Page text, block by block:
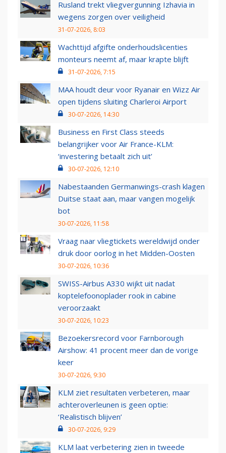
Rusland trekt vliegvergunning Izhavia in
wegens zorgen over veiligheid
31-07-2026, 8:03
Wachttijd afgifte onderhoudslicenties
monteurs neemt af, maar krapte blijft
31-07-2026, 7:15
MAA houdt deur voor Ryanair en Wizz Air
open tijdens sluiting Charleroi Airport
30-07-2026, 14:30
Business en First Class steeds
belangrijker voor Air France-KLM:
‘investering betaalt zich uit’
30-07-2026, 12:10
Nabestaanden Germanwings-crash klagen
Duitse staat aan, maar vangen mogelijk
bot
30-07-2026, 11:58
Vraag naar vliegtickets wereldwijd onder
druk door oorlog in het Midden-Oosten
30-07-2026, 10:36
SWISS-Airbus A330 wijkt uit nadat
koptelefoonoplader rook in cabine
veroorzaakt
30-07-2026, 10:23
Bezoekersrecord voor Farnborough
Airshow: 41 procent meer dan de vorige
keer
30-07-2026, 9:30
KLM ziet resultaten verbeteren, maar
achteroverleunen is geen optie:
‘Realistisch blijven’
30-07-2026, 9:29
KLM laat verbetering zien in tweede